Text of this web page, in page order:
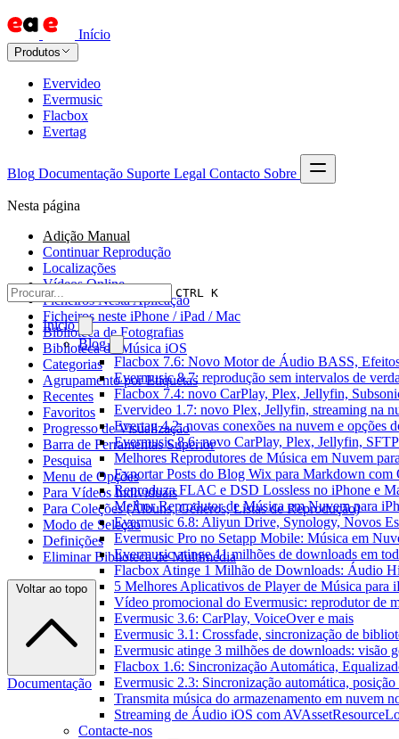
Início
Produtos
Evervideo
Evermusic
Flacbox
Evertag
Blog Documentação Suporte Legal Contacto Sobre
CTRL K
Início
Blog
Flacbox 7.6: Novo Motor de Áudio BASS,
Evermusic 8.7: reprodução sem intervalos de
Flacbox 7.4: novo CarPlay, Plex, Jellyfin,
Evervideo 1.7: novo Plex, Jellyfin, streaming na
Evertag 4.2: novas conexões na nuvem e opções
Evermusic 8.6: novo CarPlay, Plex, Jellyfin,
Melhores Reprodutores de Música em Nuvem
Exportar Posts do Blog Wix para Markdown com
Reproduza FLAC e DSD Lossless no iPhone e
Melhor Reprodutor de Música em Nuvem para
Evermusic 6.8: Aliyun Drive, Synology, Novos
Evermusic Pro no Setapp Mobile: Música em
Evermusic atinge 11 milhões de downloads em
Flacbox Atinge 1 Milhão de Downloads: Áudio
5 Melhores Aplicativos de Player de Música para
Vídeo promocional do Evermusic: reprodutor de
Evermusic 3.6: CarPlay, VoiceOver e mais
Evermusic 3.1: Crossfade, sincronização de
Evermusic atinge 3 milhões de downloads: visão
Flacbox 1.6: Sincronização Automática,
Evermusic 2.3: Sincronização automática, posição
Transmita música do armazenamento em nuvem
Streaming de Áudio iOS com
Contacte-nos
Nesta página
Adição Manual
Continuar Reprodução
Localizações
Vídeos Online
Ficheiros Nesta Aplicação
Ficheiros neste iPhone / iPad / Mac
Biblioteca de Fotografias
Biblioteca de Música iOS
Categorias
Agrupamento por Etiquetas
Recentes
Favoritos
Progresso de Visualização
Barra de Ferramentas Superior
Pesquisa
Menu de Opções
Para Vídeos Individuais
Para Coleções (Álbuns, Géneros, Listas de Reprodução)
Modo de Seleção
Definições
Eliminar Biblioteca de Multimédia
Voltar ao topo
Documentação